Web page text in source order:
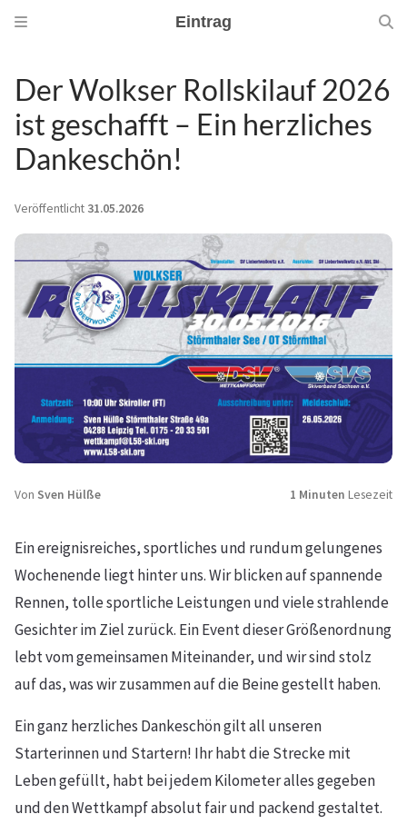
Eintrag
Der Wolkser Rollskilauf 2026
ist geschafft – Ein herzliches
Dankeschön!
Veröffentlicht 31.05.2026
Von Sven Hülße 1 Minuten Lesezeit
Ein ereignisreiches, sportliches und rundum gelungenes
Wochenende liegt hinter uns. Wir blicken auf spannende
Rennen, tolle sportliche Leistungen und viele strahlende
Gesichter im Ziel zurück. Ein Event dieser Größenordnung
lebt vom gemeinsamen Miteinander, und wir sind stolz
auf das, was wir zusammen auf die Beine gestellt haben.
Ein ganz herzliches Dankeschön gilt all unseren
Starterinnen und Startern! Ihr habt die Strecke mit
Leben gefüllt, habt bei jedem Kilometer alles gegeben
und den Wettkampf absolut fair und packend gestaltet.